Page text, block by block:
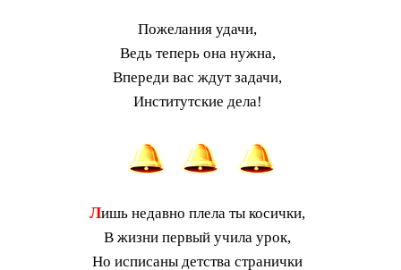
Пожелания удачи,
Ведь теперь она нужна,
Впереди вас ждут задачи,
Институтские дела!
Лишь недавно плела ты косички,
В жизни первый учила урок,
Но исписаны детства странички